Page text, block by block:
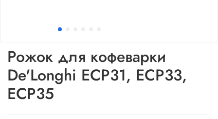
Рожок для кофеварки
De'Longhi ECP31, ECP33,
ECP35